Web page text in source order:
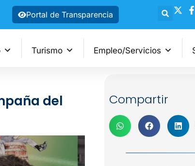
Portal de Transparencia
Turismo Empleo/Servicios
del
Compartir